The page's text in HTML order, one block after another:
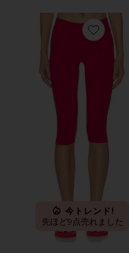
今トレンド!
先ほど9点売れました